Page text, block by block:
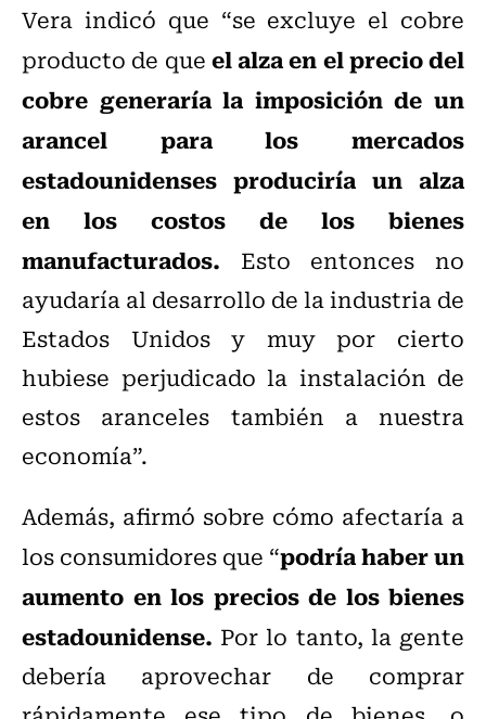
Vera indicó que “se excluye el cobre
producto de queel alza en el precio del
cobre generaría la imposición de un
arancel para los mercados
estadounidenses produciría un alza
en los costos de los bienes
manufacturados. Esto entonces no
ayudaría al desarrollo de la industria de
Estados Unidos y muy por cierto
hubiese perjudicado la instalación de
estos aranceles también a nuestra
economía”.
Además, afirmó sobre cómo afectaría a
los consumidores que “podría haber un
aumento en los precios de los bienes
estadounidense. Por lo tanto, la gente
debería aprovechar de comprar